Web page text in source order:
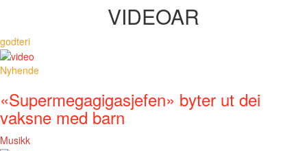
VIDEOAR
godteri
Nyhende
«Supermegagigasjefen» byter ut dei
vaksne med barn
Musikk